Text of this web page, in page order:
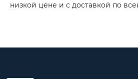
низкой цене и с доставкой по